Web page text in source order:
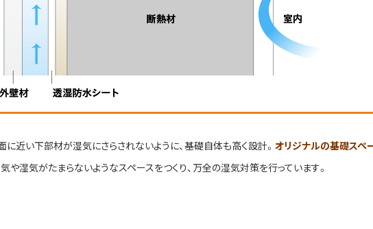
に近い下部材が湿気にさらされないように、基礎自体も高く設計。 オリジナルの基礎スペ
や湿気がたまらないようなスペースをつくり、万全の湿気対策を行っています。